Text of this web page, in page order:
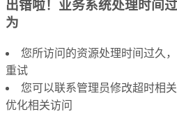
出错啦！业务系统处理时间
为
您所访问的资源处理时间过久
重试
您可以联系管理员修改超时相
优化相关访问